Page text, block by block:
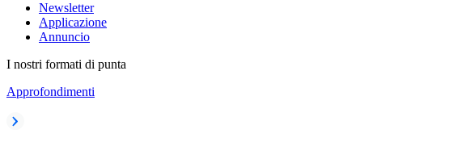
Newsletter
Applicazione
Annuncio
I nostri formati di punta
Approfondimenti